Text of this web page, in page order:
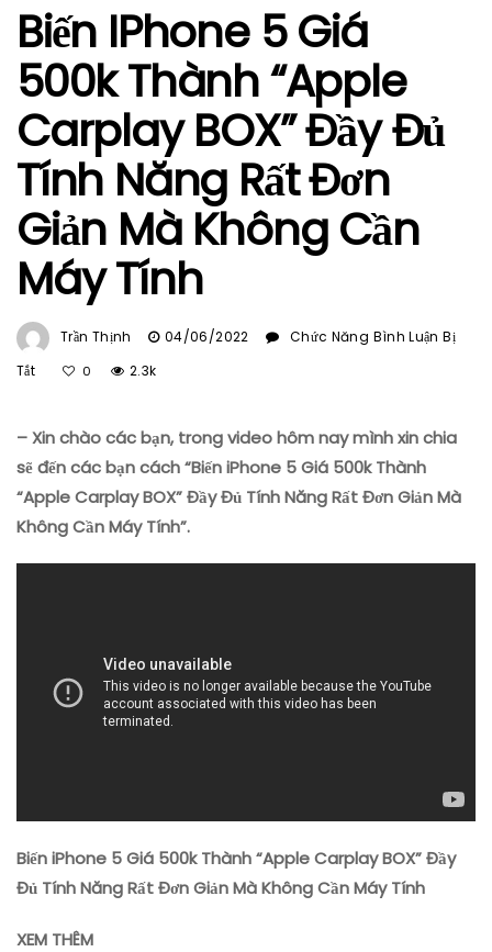
Biến IPhone 5 Giá
500k Thành “Apple
Carplay BOX” Đầy Đủ
Tính Năng Rất Đơn
Giản Mà Không Cần
Máy Tính
Trần Thịnh 04/06/2022
Chức Năng Bình Luận Bị
Tắt
5
Giá
500k
Thành
“Apple
Carplay
Năng
Rất
Cần
Máy
0 2.3k
– Xin chào các bạn, trong video hôm nay mình xin chia
sẽ đến các bạn cách “Biến iPhone 5 Giá 500k Thành
“Apple Carplay BOX” Đầy Đủ Tính Năng Rất Đơn Giản Mà
Không Cần Máy Tính”.
Biến iPhone 5 Giá 500k Thành “Apple Carplay BOX” Đầy
Đủ Tính Năng Rất Đơn Giản Mà Không Cần Máy Tính
XEM THÊM